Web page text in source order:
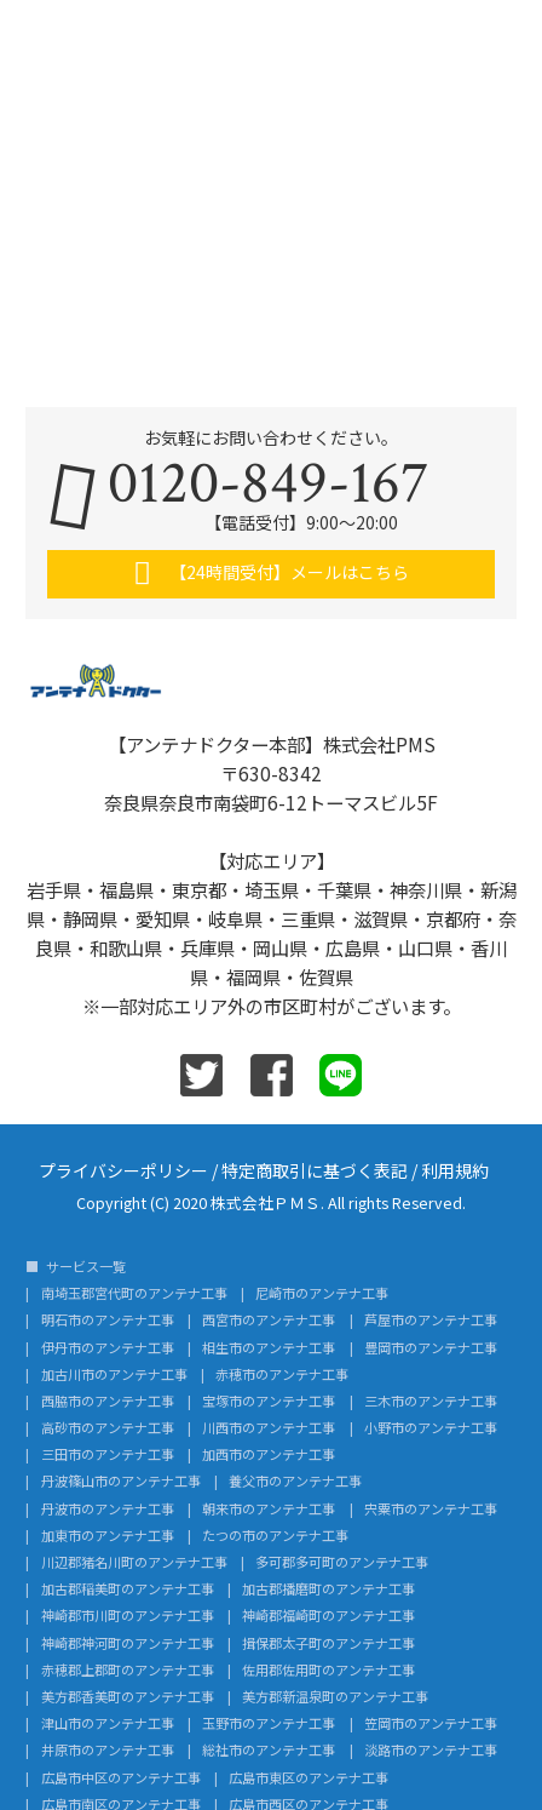
お気軽にお問い合わせください。
0120-849-167
【電話受付】9:00〜20:00
【24時間受付】メールはこちら
【アンテナドクター本部】株式会社PMS
〒630-8342
奈良県奈良市南袋町6-12トーマスビル5F
【対応エリア】
岩手県・福島県・東京都・埼玉県・千葉県・神奈川県・新潟
県・静岡県・愛知県・岐阜県・三重県・滋賀県・京都府・奈
良県・和歌山県・兵庫県・岡山県・広島県・山口県・香川
県・福岡県・佐賀県
※一部対応エリア外の市区町村がございます。
プライバシーポリシー /特定商取引に基づく表記 /利用規約
Copyright (C) 2020 株式会社ＰＭＳ. All rights Reserved.
サービス一覧
南埼玉郡宮代町のアンテナ工事
尼崎市のアンテナ工事
明石市のアンテナ工事
西宮市のアンテナ工事
芦屋市のアンテナ工事
伊丹市のアンテナ工事
相生市のアンテナ工事
豊岡市のアンテナ工事
加古川市のアンテナ工事
赤穂市のアンテナ工事
西脇市のアンテナ工事
宝塚市のアンテナ工事
三木市のアンテナ工事
高砂市のアンテナ工事
川西市のアンテナ工事
小野市のアンテナ工事
三田市のアンテナ工事
加西市のアンテナ工事
丹波篠山市のアンテナ工事
養父市のアンテナ工事
丹波市のアンテナ工事
朝来市のアンテナ工事
宍粟市のアンテナ工事
加東市のアンテナ工事
たつの市のアンテナ工事
川辺郡猪名川町のアンテナ工事
多可郡多可町のアンテナ工事
加古郡稲美町のアンテナ工事
加古郡播磨町のアンテナ工事
神崎郡市川町のアンテナ工事
神崎郡福崎町のアンテナ工事
神崎郡神河町のアンテナ工事
揖保郡太子町のアンテナ工事
赤穂郡上郡町のアンテナ工事
佐用郡佐用町のアンテナ工事
美方郡香美町のアンテナ工事
美方郡新温泉町のアンテナ工事
津山市のアンテナ工事
玉野市のアンテナ工事
笠岡市のアンテナ工事
井原市のアンテナ工事
総社市のアンテナ工事
淡路市のアンテナ工事
広島市中区のアンテナ工事
広島市東区のアンテナ工事
広島市南区のアンテナ工事
広島市西区のアンテナ工事